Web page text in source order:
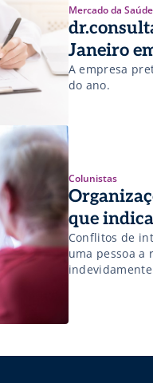
Mercado da Saúde
Janeiro
A empresa
do ano.
Colunistas
que
Conflitos de
uma pessoa a